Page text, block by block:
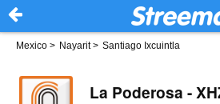
Mexico > Nayarit> Santiago Ixcuintla
La Poderosa -